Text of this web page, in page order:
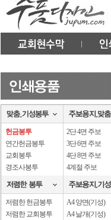
헌금봉투
연간헌금봉투
교회봉투
경조사봉투
저렴한 헌금봉투
저렴한 교회봉투
2단 4면 주보
3단 6면 주보
4단 8면 주보
4계절 주보
A4 양면(기성)
A4 날개(기성)